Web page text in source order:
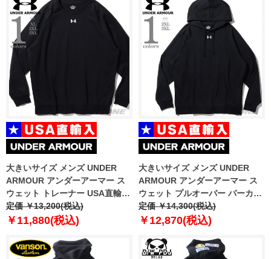
大きいサイズ メンズ UNDER
ARMOUR アンダーアーマー ス
ウェット トレーナー USA直輸入
1379755-001
定価 ￥13,200(税込)
￥11,880(税込)
大きいサイズ メンズ UNDER
ARMOUR アンダーアーマー ス
ウェット プルオーバー パーカー
USA直輸入 1379757-001
定価 ￥14,300(税込)
￥12,870(税込)